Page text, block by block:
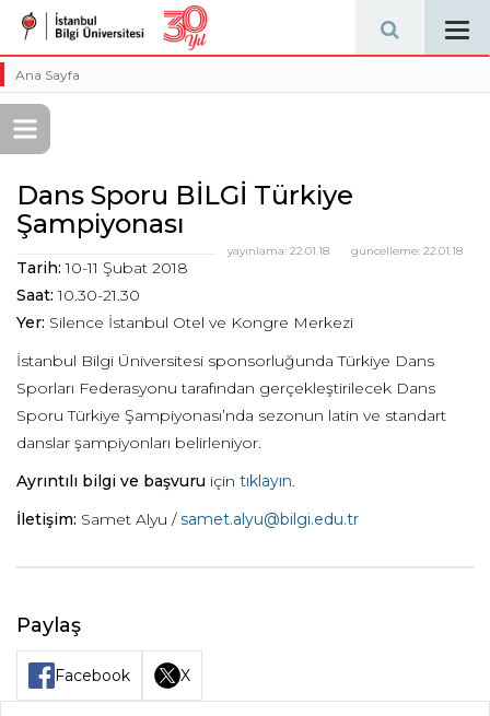
Ana Sayfa
Dans Sporu BİLGİ Türkiye
Şampiyonası
güncelleme: 22.01.18
yayınlama: 22.01.18
Tarih: 10-11 Şubat 2018
Saat: 10.30-21.30
Yer: Silence İstanbul Otel ve Kongre Merkezi
İstanbul Bilgi Üniversitesi sponsorluğunda Türkiye Dans
Sporları Federasyonu tarafından gerçekleştirilecek Dans
Sporu Türkiye Şampiyonası’nda sezonun latin ve standart
danslar şampiyonları belirleniyor.
Ayrıntılı bilgi ve başvuru için tıklayın.
İletişim: Samet Alyu /samet.alyu@bilgi.edu.tr
Paylaş
Facebook X